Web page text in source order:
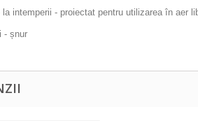
intemperii - proiectat pentru utilizarea în aer
- șnur